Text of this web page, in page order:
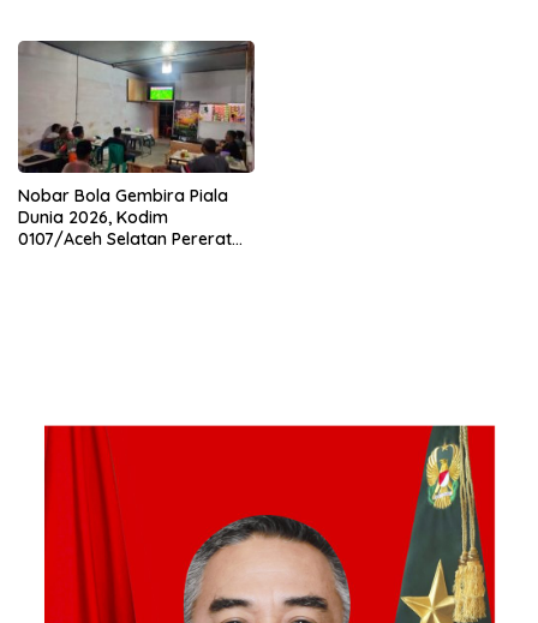
0104/Atim
Nobar Bola Gembira Piala
Dunia 2026, Kodim
0107/Aceh Selatan Pererat